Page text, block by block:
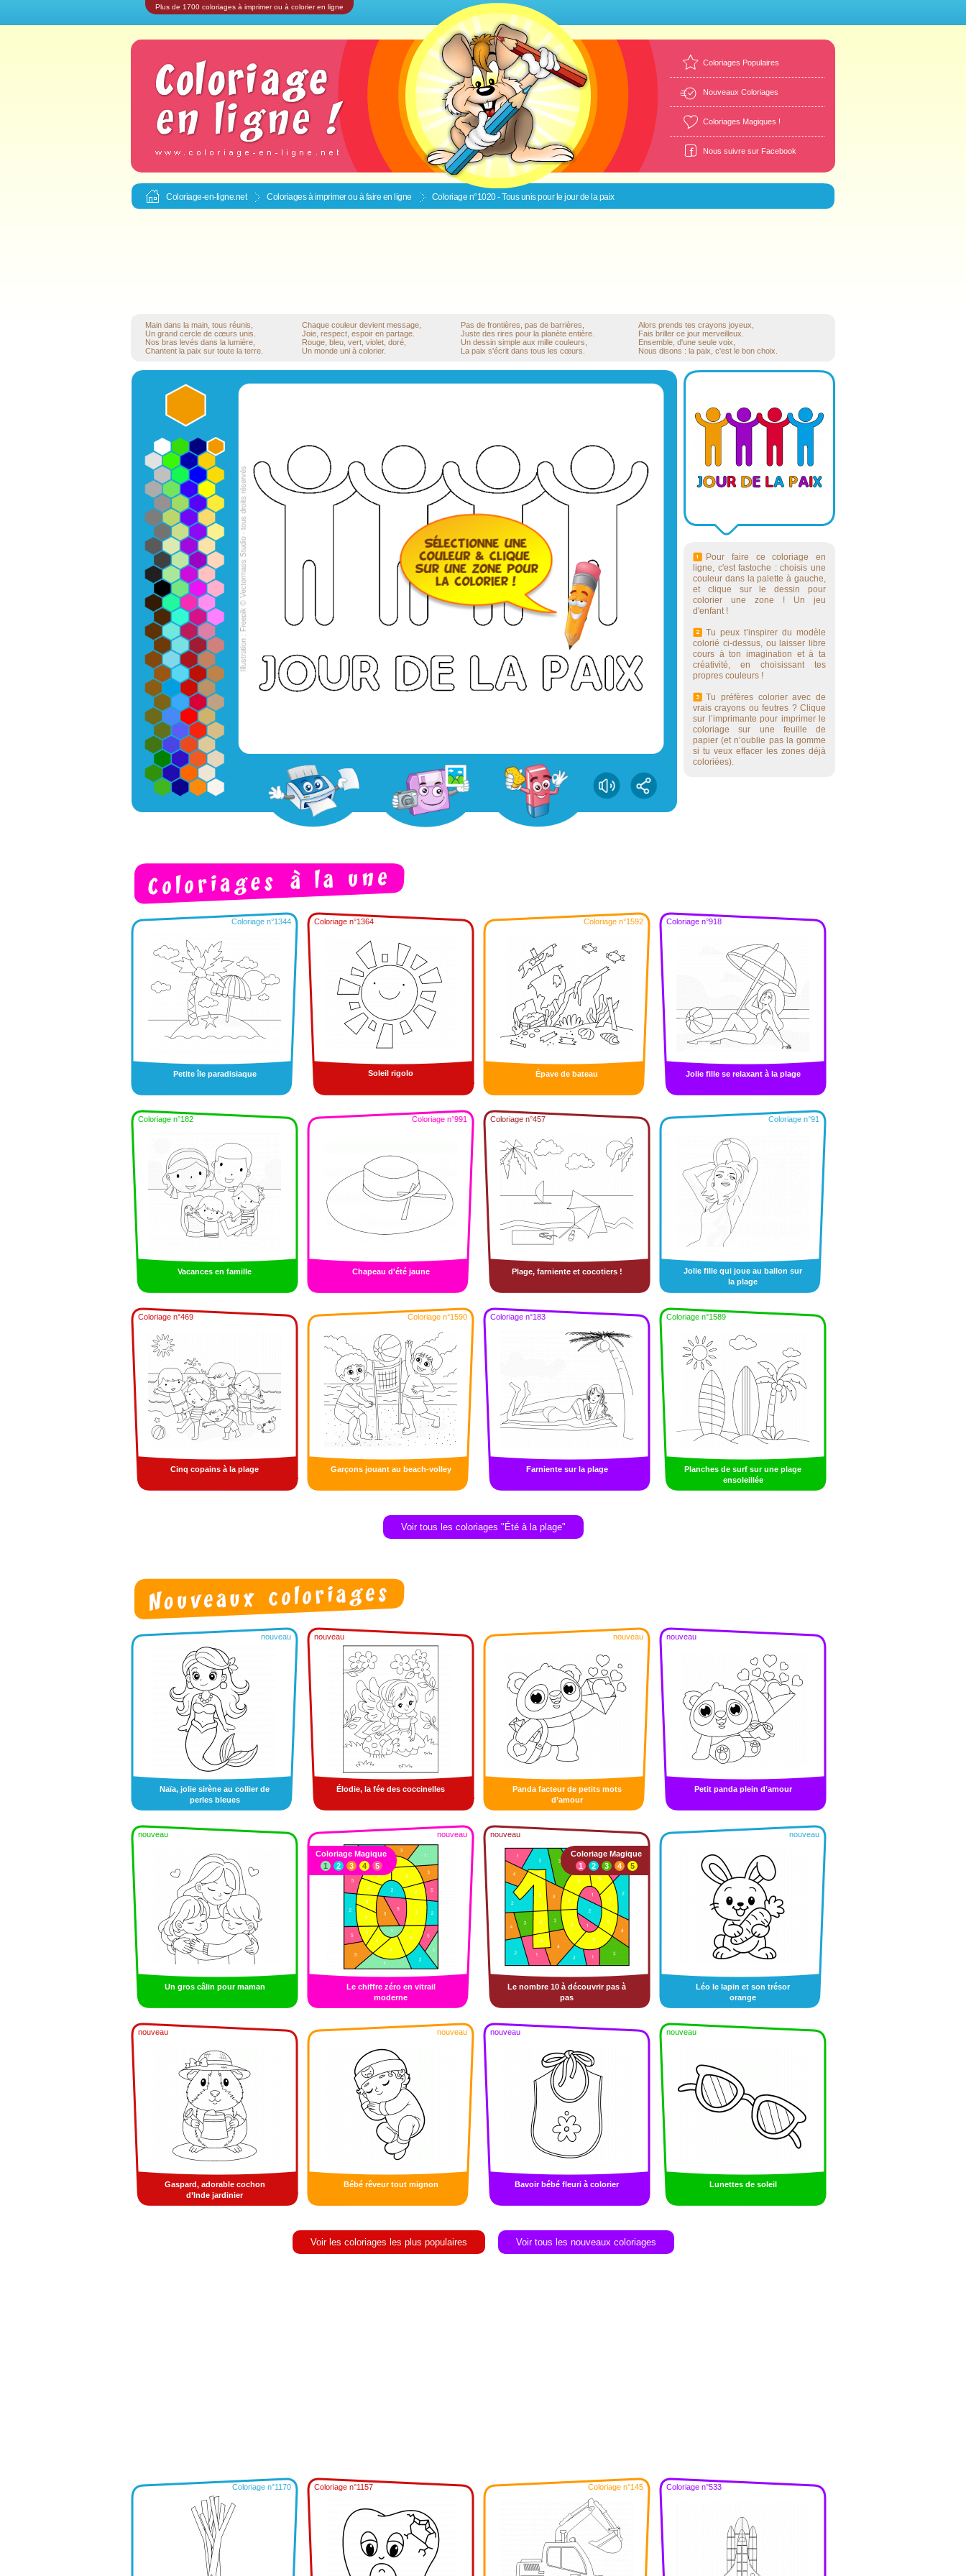
Plus de 1700 coloriages à imprimer ou à colorier en ligne
Coloriages Populaires
Nouveaux Coloriages
Coloriages Magiques !
Nous suivre sur Facebook
Coloriage-en-ligne.net Coloriages à imprimer ou à faire en ligne Coloriage n°1020 - Tous unis pour le jour de la paix
Main dans la main, tous réunis,
Un grand cercle de cœurs unis.
Nos bras levés dans la lumière,
Chantent la paix sur toute la terre.
Chaque couleur devient message,
Joie, respect, espoir en partage.
Rouge, bleu, vert, violet, doré,
Un monde uni à colorier.
Pas de frontières, pas de barrières,
Juste des rires pour la planète entière.
Un dessin simple aux mille couleurs,
La paix s'écrit dans tous les cœurs.
Alors prends tes crayons joyeux,
Fais briller ce jour merveilleux.
Ensemble, d'une seule voix,
Nous disons : la paix, c'est le bon choix.
Pour faire ce coloriage en
ligne, c'est fastoche : choisis une
couleur dans la palette à gauche,
et clique sur le dessin pour
colorier une zone ! Un jeu
d'enfant !
Tu peux t’inspirer du modèle
colorié ci-dessus, ou laisser libre
cours à ton imagination et à ta
créativité, en choisissant tes
propres couleurs !
Tu préfères colorier avec de
vrais crayons ou feutres ? Clique
sur l’imprimante pour imprimer le
coloriage sur une feuille de
papier (et n’oublie pas la gomme
si tu veux effacer les zones déjà
coloriées).
Coloriage n°1344
Petite île paradisiaque
Coloriage n°1364
Soleil rigolo
Coloriage n°1592
Épave de bateau
Coloriage n°918
Jolie fille se relaxant à la plage
Coloriage n°182
Vacances en famille
Coloriage n°991
Chapeau d'été jaune
Coloriage n°457
Plage, farniente et cocotiers !
Coloriage n°91
Jolie fille qui joue au ballon sur
la plage
Coloriage n°469
Cinq copains à la plage
Coloriage n°1590
Garçons jouant au beach-volley
Coloriage n°183
Farniente sur la plage
Coloriage n°1589
Planches de surf sur une plage
ensoleillée
Voir tous les coloriages "Été à la plage"
nouveau
Naïa, jolie sirène au collier de
perles bleues
nouveau
Élodie, la fée des coccinelles
nouveau
Panda facteur de petits mots
d’amour
nouveau
Petit panda plein d’amour
nouveau
Un gros câlin pour maman
nouveau
Le chiffre zéro en vitrail
moderne
Coloriage Magique
1
2 3 4 5
nouveau
Le nombre 10 à découvrir pas à
pas
Coloriage Magique
1
2 3 4 5
nouveau
Léo le lapin et son trésor
orange
nouveau
Gaspard, adorable cochon
d’Inde jardinier
nouveau
Bébé rêveur tout mignon
nouveau
Bavoir bébé fleuri à colorier
nouveau
Lunettes de soleil
Voir les coloriages les plus populaires Voir tous les nouveaux coloriages
Coloriage n°1170 Coloriage n°1157 Coloriage n°145 Coloriage n°533